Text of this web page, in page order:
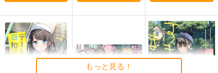
メレ・レタナグア
カート
メレ・レタナグア
カート
デート日和
5年目の放課後
5年目の放課後
899円（税込）
ふたごサンドイッチ
5年目の放課後
もっと見る！